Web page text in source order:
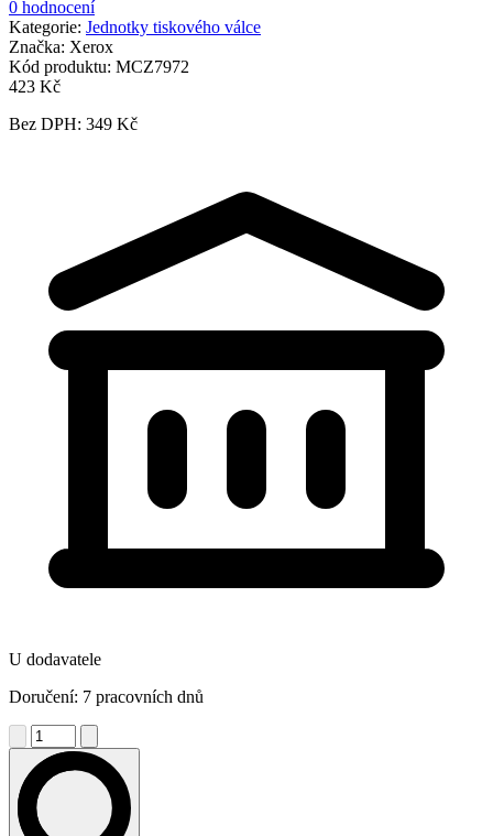
0 hodnocení
Kategorie: Jednotky tiskového válce
Značka: Xerox
Kód produktu: MCZ7972
423 Kč
Bez DPH: 349 Kč
U dodavatele
Doručení: 7 pracovních dnů